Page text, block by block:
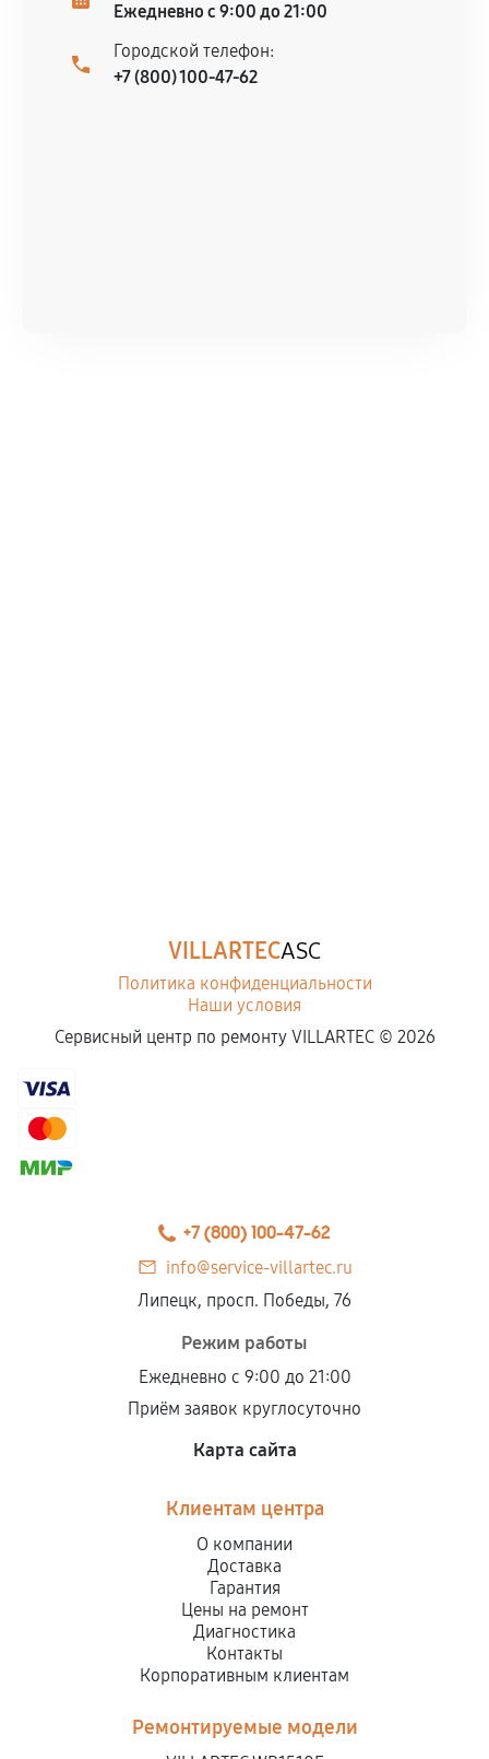
Ежедневно с 9:00 до 21:00
Городской телефон:
+7 (800) 100-47-62
VILLARTECASC
Политика конфиденциальности
Наши условия
Сервисный центр по ремонту VILLARTEC © 2026
+7 (800) 100-47-62
info@service-villartec.ru
Липецк, просп. Победы, 76
Режим работы
Ежедневно с 9:00 до 21:00
Приём заявок круглосуточно
Карта сайта
Клиентам центра
О компании
Доставка
Гарантия
Цены на ремонт
Диагностика
Контакты
Корпоративным клиентам
Ремонтируемые модели